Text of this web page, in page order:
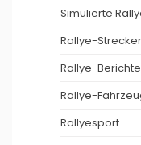
Simulierte
Rallye-
Rallye-Berichte
Rallye-
Rallyesport